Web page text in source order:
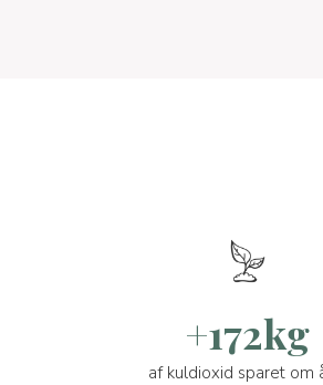
+172kg
af kuldioxid sparet om